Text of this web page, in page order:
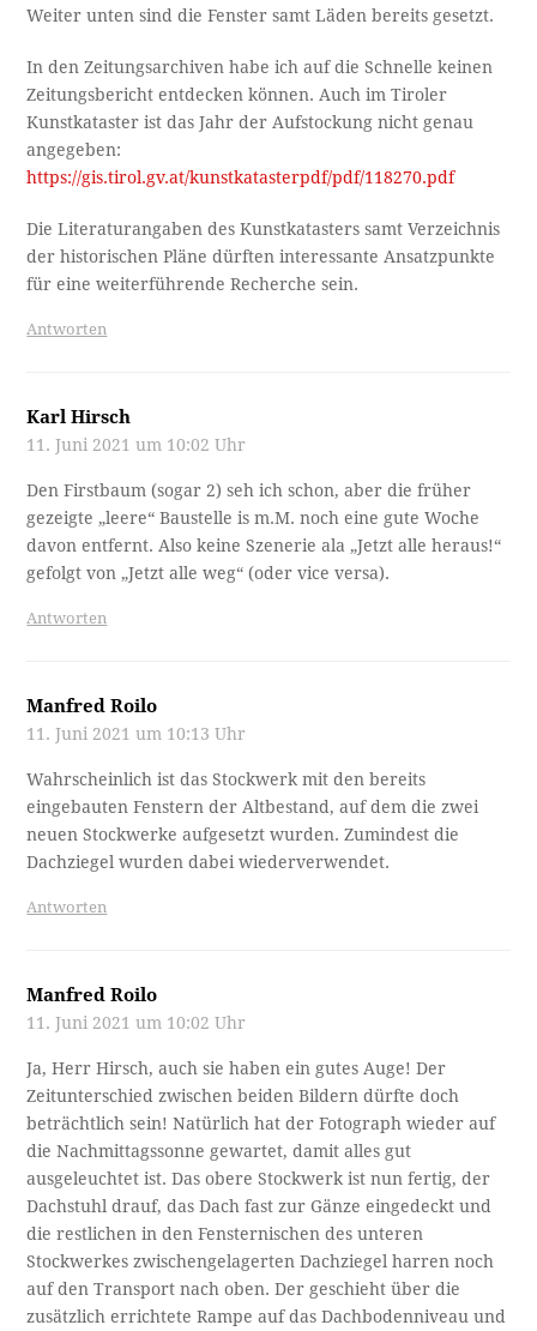
Weiter unten sind die Fenster samt Läden bereits gesetzt.
In den Zeitungsarchiven habe ich auf die Schnelle keinen
Zeitungsbericht entdecken können. Auch im Tiroler
Kunstkataster ist das Jahr der Aufstockung nicht genau
angegeben:
https://gis.tirol.gv.at/kunstkatasterpdf/pdf/118270.pdf
Die Literaturangaben des Kunstkatasters samt Verzeichnis
der historischen Pläne dürften interessante Ansatzpunkte
für eine weiterführende Recherche sein.
Antworten
Karl Hirsch
11. Juni 2021 um 10:02 Uhr
Den Firstbaum (sogar 2) seh ich schon, aber die früher
gezeigte „leere“ Baustelle is m.M. noch eine gute Woche
davon entfernt. Also keine Szenerie ala „Jetzt alle heraus!“
gefolgt von „Jetzt alle weg“ (oder vice versa).
Antworten
Manfred Roilo
11. Juni 2021 um 10:13 Uhr
Wahrscheinlich ist das Stockwerk mit den bereits
eingebauten Fenstern der Altbestand, auf dem die zwei
neuen Stockwerke aufgesetzt wurden. Zumindest die
Dachziegel wurden dabei wiederverwendet.
Antworten
Manfred Roilo
11. Juni 2021 um 10:02 Uhr
Ja, Herr Hirsch, auch sie haben ein gutes Auge! Der
Zeitunterschied zwischen beiden Bildern dürfte doch
beträchtlich sein! Natürlich hat der Fotograph wieder auf
die Nachmittagssonne gewartet, damit alles gut
ausgeleuchtet ist. Das obere Stockwerk ist nun fertig, der
Dachstuhl drauf, das Dach fast zur Gänze eingedeckt und
die restlichen in den Fensternischen des unteren
Stockwerkes zwischengelagerten Dachziegel harren noch
auf den Transport nach oben. Der geschieht über die
zusätzlich errichtete Rampe auf das Dachbodenniveau und